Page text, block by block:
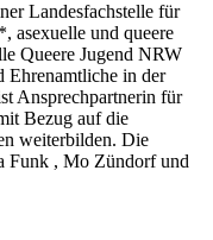
Landesfachstelle für
asexuelle und queere
Queere Jugend NRW
Ehrenamtliche in der
Ansprechpartnerin für
Bezug auf die
weiterbilden. Die
Funk , Mo Zündorf und